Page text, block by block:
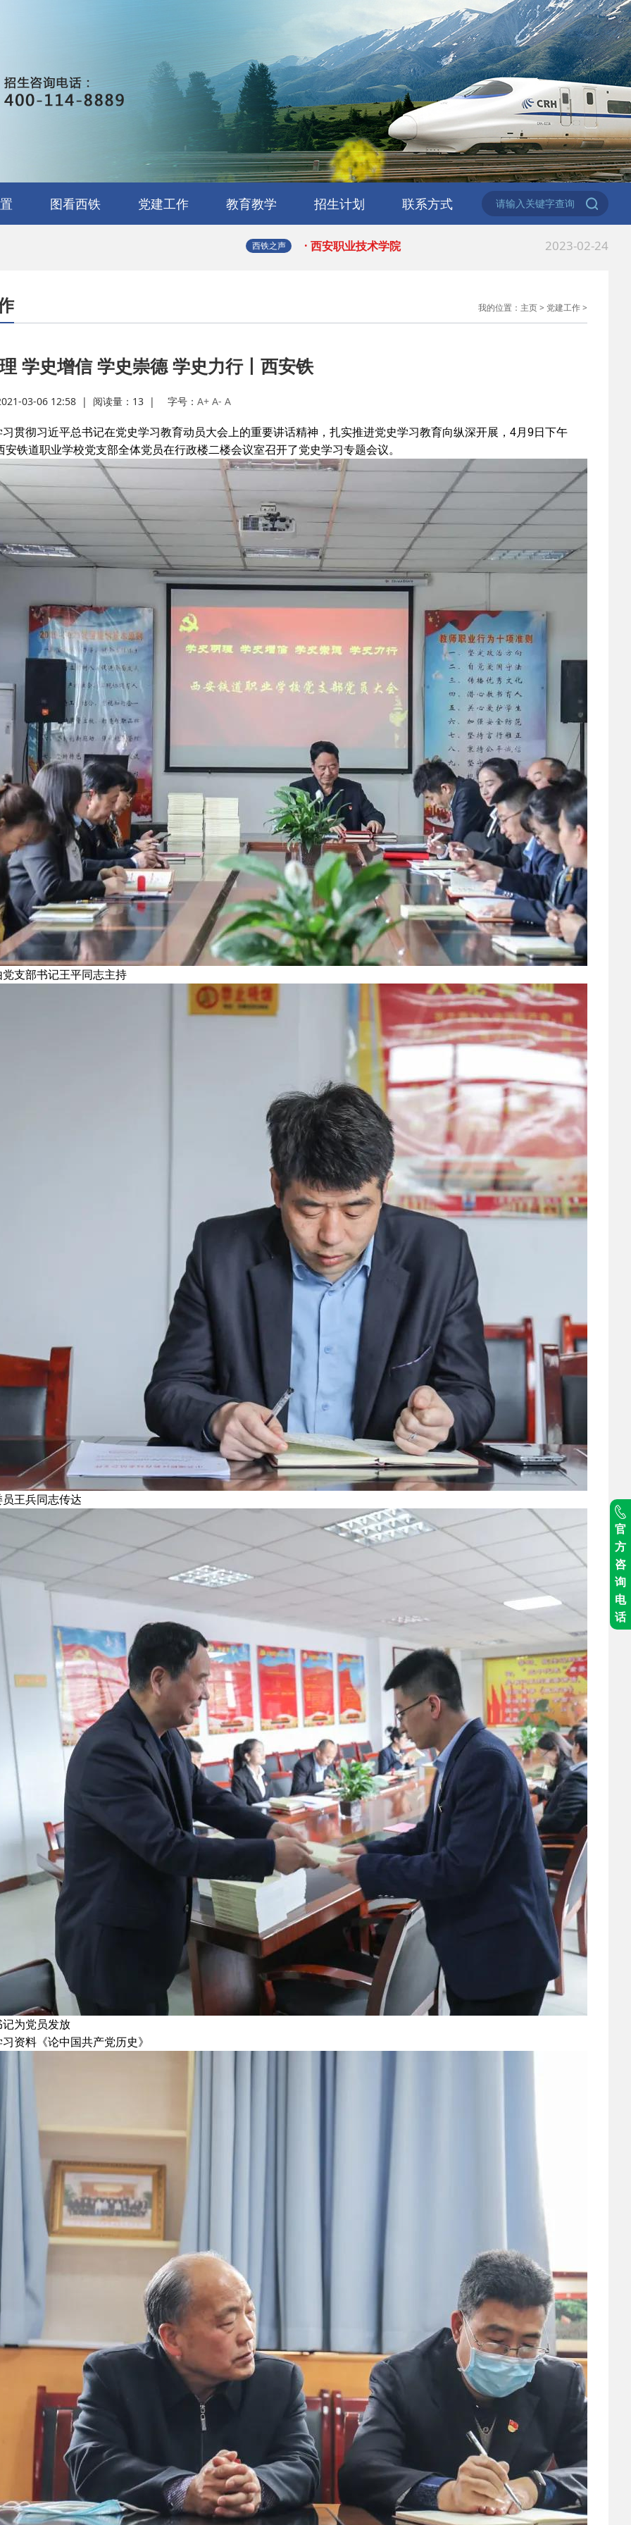
图看西铁 党建工作 教育教学
学生处
教务处
就业办
团委
招生计划
招生公告
专业问答
在线报名
联系方式
西铁之声
· 2023职业教育活动月 2023-06-02
· 2023职业教育活动月 2023-06-02
· 安康市教体局来西 2023-03-06
· 热烈祝贺陕西交通 2023-03-06
· 西安职业技术学院 2023-02-24
· 灞桥区教育局到我
· 西安铁道职业学校 2022-03-07
· 2023职业教育活动月 2023-06-02
· 2023职业教育活动月 2023-06-02
· 安康市教体局来西
2023-03-06
2023-02-24
· 中等职业教育质量 2022-12-30
· 校园之星|礼仪队文 2022-03-22
· 灞桥区教育局到我 2022-03-21
· 保持高度警惕 科学 2022-03-14
· 西安铁道职业学校 2022-03-07
我的位置： 主页> 党建工作>
学史增信 学史崇德 学史力行丨西安铁
03-06 12:58 | 阅读量： 13 | 字号： A+ A- A
彻习近平总书记在党史学习教育动员大会上的重要讲话精神，扎实推进党史学习教育向纵深开展，4月9日下午
安铁道职业学校党支部全体党员在行政楼二楼会议室召开了党史学习专题会议。
部书记王平同志主持
兵同志传达
党员发放
料《论中国共产党历史》
官
方
咨
询
电
话